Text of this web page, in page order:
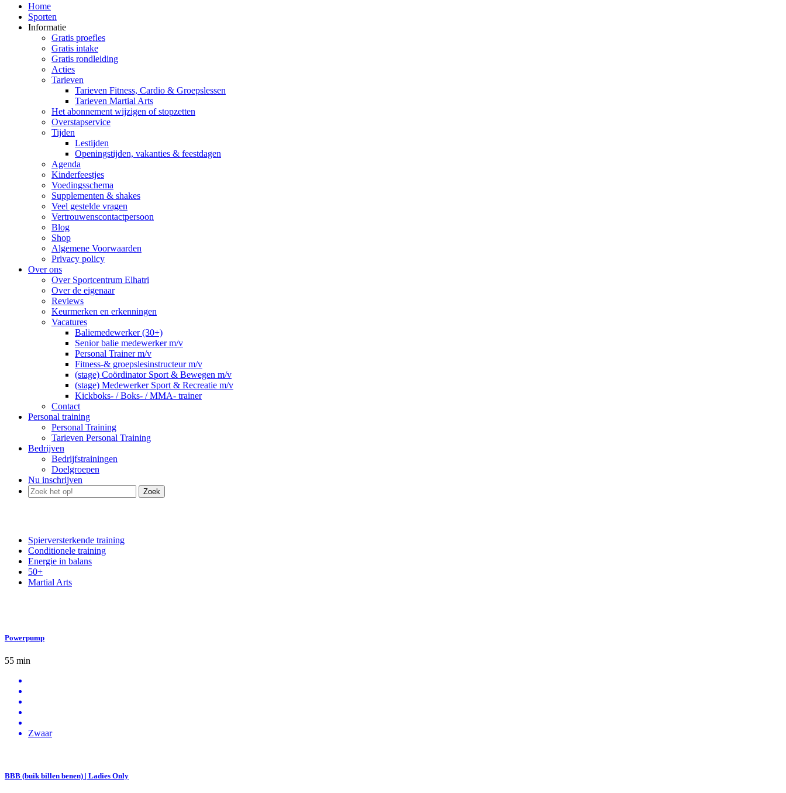
Home
Sporten
Informatie
Gratis proefles
Gratis intake
Gratis rondleiding
Acties
Tarieven
Tarieven Fitness, Cardio & Groepslessen
Tarieven Martial Arts
Het abonnement wijzigen of stopzetten
Overstapservice
Tijden
Lestijden
Openingstijden, vakanties & feestdagen
Agenda
Kinderfeestjes
Voedingsschema
Supplementen & shakes
Veel gestelde vragen
Vertrouwenscontactpersoon
Blog
Shop
Algemene Voorwaarden
Privacy policy
Over ons
Over Sportcentrum Elhatri
Over de eigenaar
Reviews
Keurmerken en erkenningen
Vacatures
Baliemedewerker (30+)
Senior balie medewerker m/v
Personal Trainer m/v
Fitness-& groepslesinstructeur m/v
(stage) Coördinator Sport & Bewegen m/v
(stage) Medewerker Sport & Recreatie m/v
Kickboks- / Boks- / MMA- trainer
Contact
Personal training
Personal Training
Tarieven Personal Training
Bedrijven
Bedrijfstrainingen
Doelgroepen
Nu inschrijven
Zoek
Spierversterkende training
Conditionele training
Energie in balans
50+
Martial Arts
Powerpump
55 min
Zwaar
BBB (buik billen benen) | Ladies Only